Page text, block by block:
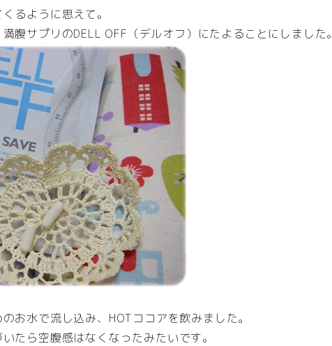
るように思えて。
腹サプリのDELL OFF（デルオフ）にたよることにしました。
お水で流し込み、HOTココアを飲みました。
たら空腹感はなくなったみたいです。